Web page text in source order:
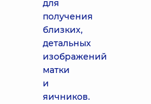
для
получения
близких,
детальных
изображений
матки
и
яичников.